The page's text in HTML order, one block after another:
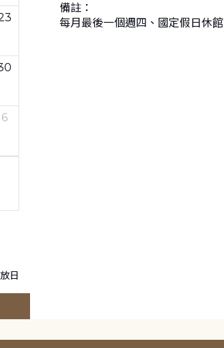
6
日
備註：
每月最後一個週四、國定假日休館